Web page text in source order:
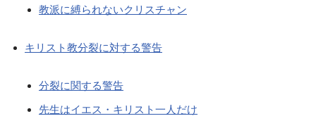
教派に縛られないクリスチャン
キリスト教分裂に対する警告
分裂に関する警告
先生はイエス・キリスト一人だけ